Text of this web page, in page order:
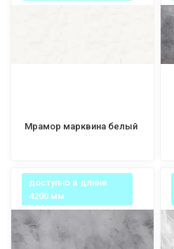
Мрамор марквина белый
доступно в длине
4200 мм